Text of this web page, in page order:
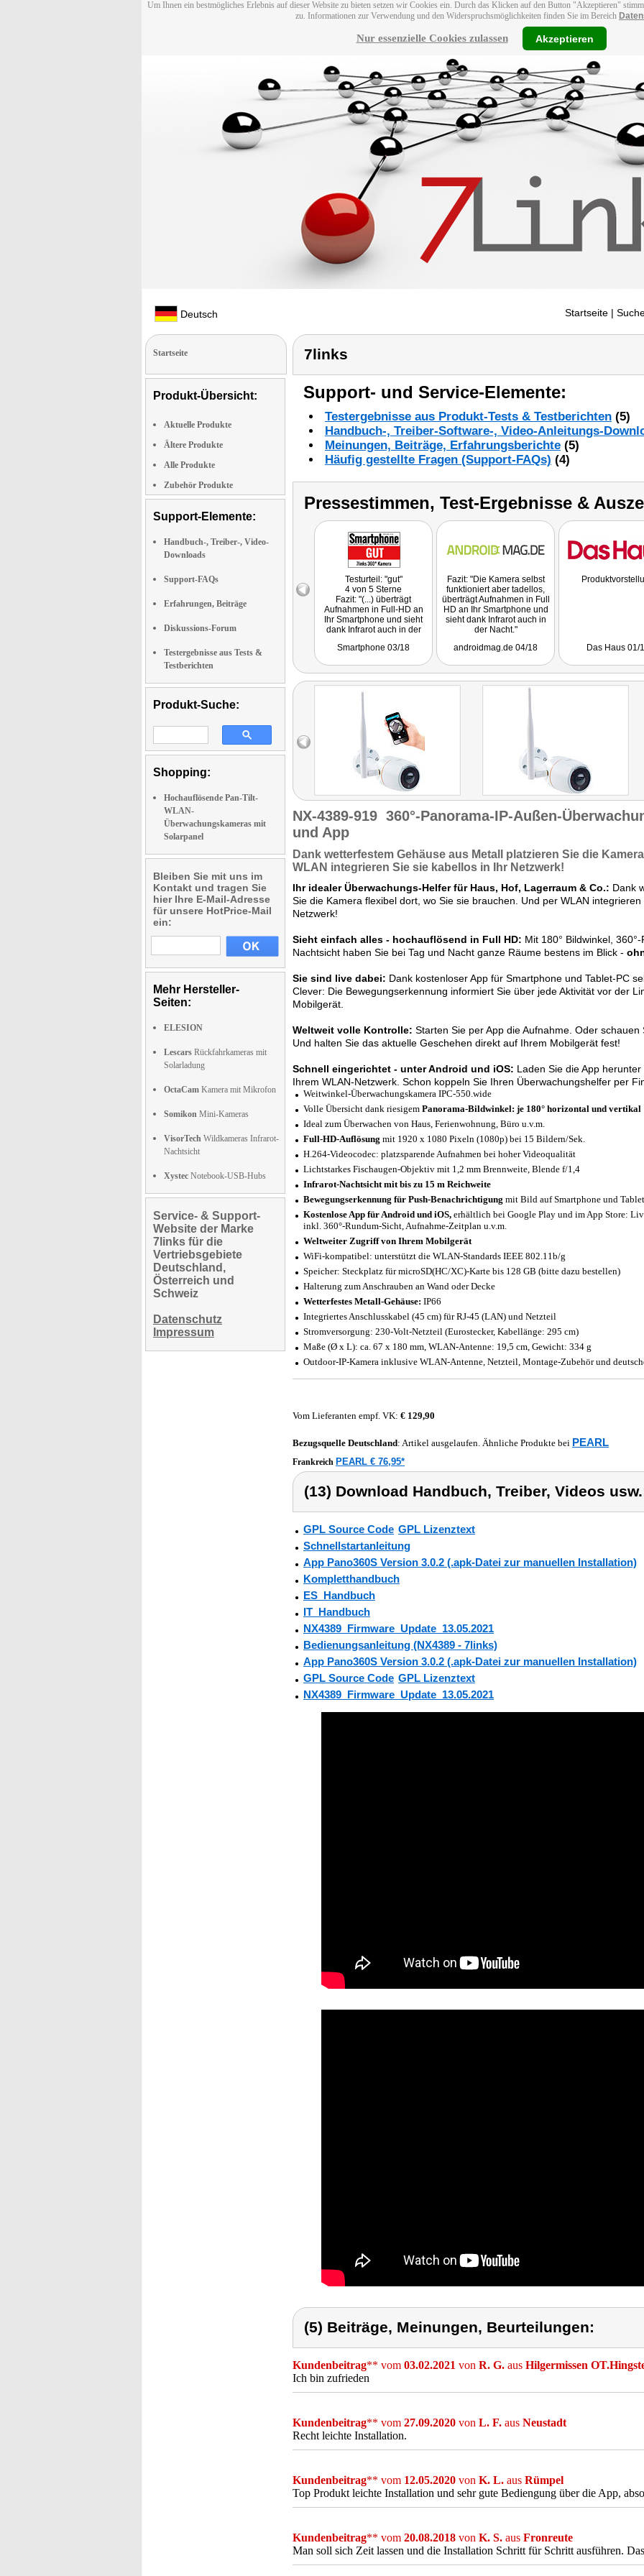
Um Ihnen ein bestmögliches Erlebnis auf dieser Website zu bieten setzen wir Cookies ein. Durch das Klicken auf den Button "Akzeptieren"
zu. Informationen zur Verwendung und den Widerspruchsmöglichkeiten finden Sie im Bereich
Nur essenzielle Cookies zulassen Akzeptieren
Deutsch Startseite |
Startseite
Produkt-Übersicht:
Aktuelle Produkte
Ältere Produkte
Alle Produkte
Zubehör Produkte
Support-Elemente:
Handbuch-, Treiber-, Video-
Downloads
Support-FAQs
Erfahrungen, Beiträge
Diskussions-Forum
Testergebnisse aus Tests &
Testberichten
Produkt-Suche:
Shopping:
Hochauflösende Pan-Tilt-
WLAN-
Überwachungskameras mit
Solarpanel
Bleiben Sie mit uns im
Kontakt und tragen Sie
hier Ihre E-Mail-Adresse
für unsere HotPrice-Mail
ein:
Mehr Hersteller-
Seiten:
ELESION
Lescars Rückfahrkameras mit
Solarladung
OctaCam Kamera mit Mikrofon
Somikon Mini-Kameras
VisorTech Wildkameras Infrarot-
Nachtsicht
Xystec Notebook-USB-Hubs
Service- & Support-
Website der Marke
7links für die
Vertriebsgebiete
Deutschland,
Österreich und
Schweiz
Datenschutz
Impressum
7links
Support- und Service-Elemente:
Testergebnisse aus Produkt-Tests & Testberichten (5)
Handbuch-, Treiber-Software-, Video-Anleitungs-
Meinungen, Beiträge, Erfahrungsberichte (5)
Häufig gestellte Fragen (Support-FAQs) (4)
Pressestimmen, Test-Ergebnisse &
Testurteil: "gut"
4 von 5 Sterne
Fazit: "(...) überträgt
Aufnahmen in Full-HD an
Ihr Smartphone und sieht
dank Infrarot auch in der
Smartphone 03/18
Fazit: "Die Kamera selbst
funktioniert aber tadellos,
überträgt Aufnahmen in Full
HD an Ihr Smartphone und
sieht dank Infrarot auch in
der Nacht."
androidmag.de 04/18
Das Haus 01/
NX-4389-919 360°-Panorama-IP-Außen-
und App
Dank wetterfestem Gehäuse aus Metall
platzieren Sie die
WLAN integrieren Sie sie kabellos in Ihr Netzwerk!
Ihr idealer Überwachungs-Helfer für Haus, Hof, Lagerraum & Co.: Dank
Sie die Kamera flexibel dort, wo Sie sie brauchen. Und per WLAN
Netzwerk!
Sieht einfach alles - hochauflösend in Full HD: Mit 180° Bildwinkel,
Nachtsicht haben Sie bei Tag und Nacht ganze Räume bestens im Blick -
Sie sind live dabei: Dank kostenloser App für Smartphone und Tablet-PC
Clever: Die Bewegungserkennung informiert Sie über jede Aktivität vor der
Mobilgerät.
Weltweit volle Kontrolle: Starten Sie per App die Aufnahme. Oder schauen
Und halten Sie das aktuelle Geschehen direkt auf Ihrem Mobilgerät fest!
Schnell eingerichtet - unter Android und iOS: Laden Sie die App
Ihrem WLAN-Netzwerk. Schon koppeln Sie Ihren Überwachungshelfer per
Weitwinkel-Überwachungskamera IPC-550.wide
Volle Übersicht dank riesigem Panorama-Bildwinkel: je 180° horizontal und vertikal
Ideal zum Überwachen von Haus, Ferienwohnung, Büro u.v.m.
Full-HD-Auflösung mit 1920 x 1080 Pixeln (1080p) bei 15 Bildern/Sek.
H.264-Videocodec: platzsparende Aufnahmen bei hoher Videoqualität
Lichtstarkes Fischaugen-Objektiv mit 1,2 mm Brennweite, Blende f/1,4
Infrarot-Nachtsicht mit bis zu 15 m Reichweite
Bewegungserkennung für Push-Benachrichtigung mit Bild auf Smartphone und
Kostenlose App für Android und iOS, erhältlich bei Google Play und im App Store:
inkl. 360°-Rundum-Sicht, Aufnahme-Zeitplan u.v.m.
Weltweiter Zugriff von Ihrem Mobilgerät
WiFi-kompatibel: unterstützt die WLAN-Standards IEEE 802.11b/g
Speicher: Steckplatz für microSD(HC/XC)-Karte bis 128 GB (bitte dazu bestellen)
Halterung zum Anschrauben an Wand oder Decke
Wetterfestes Metall-Gehäuse: IP66
Integriertes Anschlusskabel (45 cm) für RJ-45 (LAN) und Netzteil
Stromversorgung: 230-Volt-Netzteil (Eurostecker, Kabellänge: 295 cm)
Maße (Ø x L): ca. 67 x 180 mm, WLAN-Antenne: 19,5 cm, Gewicht: 334 g
Outdoor-IP-Kamera inklusive WLAN-Antenne, Netzteil, Montage-Zubehör und
Vom Lieferanten empf. VK: € 129,90
Bezugsquelle Deutschland: Artikel ausgelaufen. Ähnliche Produkte bei PEARL
Frankreich PEARL € 76,95*
(13) Download Handbuch, Treiber, Videos
GPL Source Code GPL Lizenztext
Schnellstartanleitung
App Pano360S Version 3.0.2 (.apk-Datei zur manuellen Installation)
Kompletthandbuch
ES_Handbuch
IT_Handbuch
NX4389_Firmware_Update_13.05.2021
Bedienungsanleitung (NX4389 - 7links)
App Pano360S Version 3.0.2 (.apk-Datei zur manuellen Installation)
GPL Source Code GPL Lizenztext
NX4389_Firmware_Update_13.05.2021
(5) Beiträge, Meinungen, Beurteilungen:
Kundenbeitrag** vom 03.02.2021 von R. G. aus Hilgermissen
Ich bin zufrieden
Kundenbeitrag** vom 27.09.2020 von L. F. aus Neustadt
Recht leichte Installation.
Kundenbeitrag** vom 12.05.2020 von K. L. aus Rümpel
Top Produkt leichte Installation und sehr gute Bediengung über die App,
Kundenbeitrag** vom 20.08.2018 von K. S. aus Fronreute
Man soll sich Zeit lassen und die Installation Schritt für Schritt ausführen.